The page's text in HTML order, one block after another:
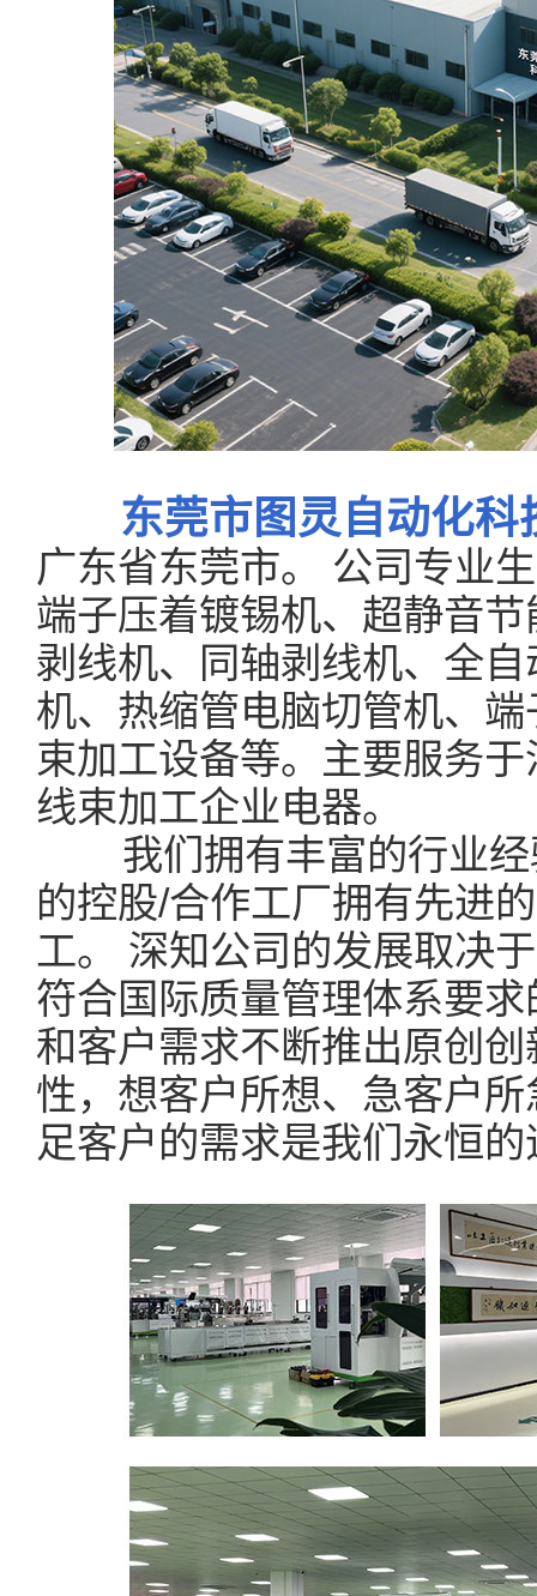
东莞市图灵自动化科
广东省东莞市。 公司专业
端子压着镀锡机、超静音
剥线机、同轴剥线机、全
机、热缩管电脑切管机、
束加工设备等。主要服务
线束加工企业电器。
我们拥有丰富的行业经
的控股/合作工厂拥有先进
工。 深知公司的发展取决
符合国际质量管理体系要
和客户需求不断推出原创
性，想客户所想、急客户
足客户的需求是我们永恒的